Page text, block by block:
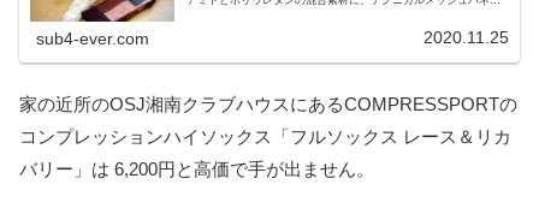
sub4-ever.com 2020.11.25
家の近所のOSJ湘南クラブハウスにあるCOMPRESSPORTの
コンプレッションハイソックス「フルソックス レース＆リカ
バリー」は 6,200円と高価で手が出ません。